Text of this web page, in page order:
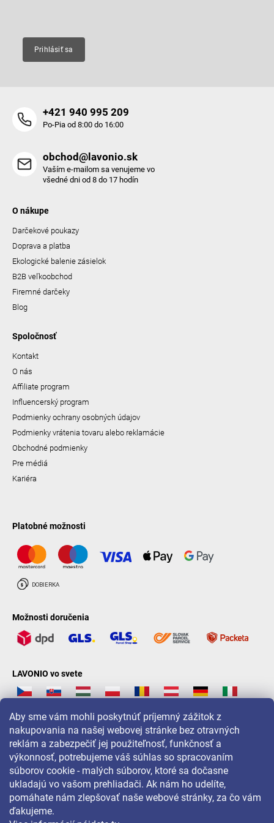
Aby sme vám mohli poskytnúť príjemný zážitok z
nakupovania na našej webovej stránke bez otravných
reklám a zabezpečiť jej použiteľnosť, funkčnosť a
výkonnosť, potrebujeme váš súhlas so spracovaním
súborov cookie - malých súborov, ktoré sa dočasne
ukladajú vo vašom prehliadači. Ak nám ho udelíte,
pomáhate nám zlepšovať naše webové stránky, za čo vám
ďakujeme.
Prihlásiť sa
+421 940 995 209
Po-Pia od 8:00 do 16:00
obchod@lavonio.sk
Vaším e-mailom sa venujeme vo
všedné dni od 8 do 17 hodín
O nákupe
Darčekové poukazy
Doprava a platba
Ekologické balenie zásielok
B2B veľkoobchod
Firemné darčeky
Blog
Spoločnosť
Kontakt
O nás
Affiliate program
Influencerský program
Podmienky ochrany osobných údajov
Podmienky vrátenia tovaru alebo reklamácie
Obchodné podmienky
Pre médiá
Kariéra
Platobné možnosti
Možnosti doručenia
LAVONIO vo svete
Pre akcie, súťaže a zľavy nás sledujte na: